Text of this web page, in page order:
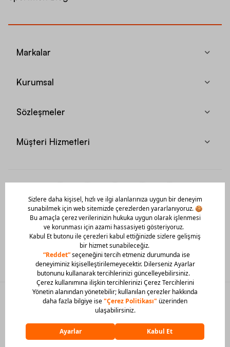
Markalar
Kurumsal
Sözleşmeler
Müşteri Hizmetleri
Mobil Uygulamamızı Hemen İndir!
© 2026 Barcin Tüm Hakları Saklıdır
Sitedeki görsel materyaller izinsiz kullanılamaz.